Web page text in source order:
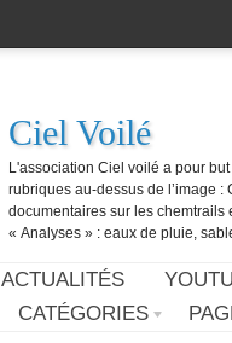
Ciel Voilé
L'association Ciel voilé a pour
rubriques au-dessus de l’image
documentaires sur les
« Analyses » : eaux de pluie,
ACTUALITÉS
CATÉGORIES